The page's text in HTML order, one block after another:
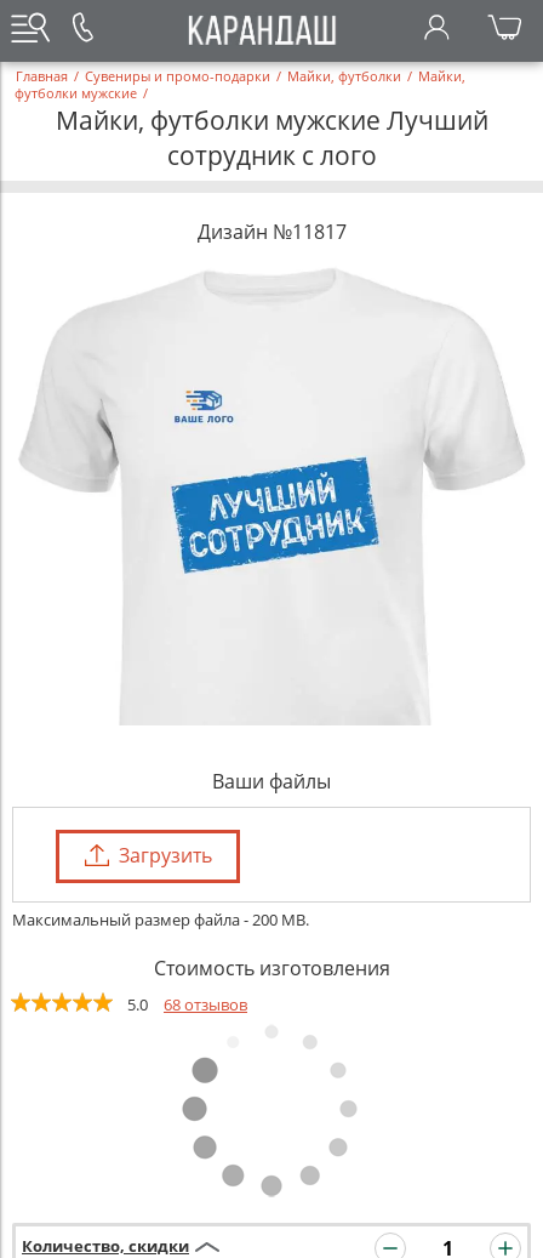
Главная / Сувениры и промо-подарки / Майки, футболки / Майки,
футболки мужские /
Майки, футболки мужские Лучший
сотрудник с лого
Дизайн №11817
Ваши файлы
Загрузить
Максимальный размер файла - 200 MB.
Стоимость изготовления
5.0 68 отзывов
Количество, скидки